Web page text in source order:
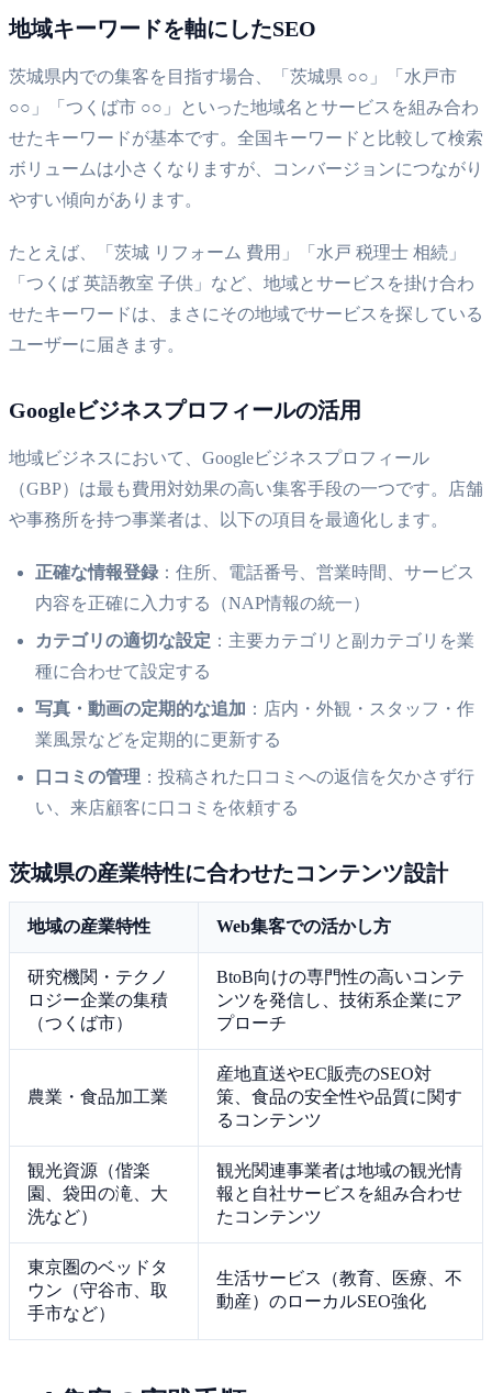
地域キーワードを軸にしたSEO
茨城県内での集客を目指す場合、「茨城県 ○○」「水戸市
○○」「つくば市 ○○」といった地域名とサービスを組み合わ
せたキーワードが基本です。全国キーワードと比較して検索
ボリュームは小さくなりますが、コンバージョンにつながり
やすい傾向があります。
たとえば、「茨城 リフォーム 費用」「水戸 税理士 相続」
「つくば 英語教室 子供」など、地域とサービスを掛け合わ
せたキーワードは、まさにその地域でサービスを探している
ユーザーに届きます。
Googleビジネスプロフィールの活用
地域ビジネスにおいて、Googleビジネスプロフィール
（GBP）は最も費用対効果の高い集客手段の一つです。店舗
や事務所を持つ事業者は、以下の項目を最適化します。
正確な情報登録 ：住所、電話番号、営業時間、サービス
内容を正確に入力する（NAP情報の統一）
カテゴリの適切な設定 ：主要カテゴリと副カテゴリを業
種に合わせて設定する
写真・動画の定期的な追加 ：店内・外観・スタッフ・作
業風景などを定期的に更新する
口コミの管理 ：投稿された口コミへの返信を欠かさず行
い、来店顧客に口コミを依頼する
茨城県の産業特性に合わせたコンテンツ設計
地域の産業特性 Web集客での活かし方
研究機関・テクノ
ロジー企業の集積
（つくば市）
BtoB向けの専門性の高いコンテ
ンツを発信し、技術系企業にア
プローチ
農業・食品加工業
産地直送やEC販売のSEO対
策、食品の安全性や品質に関す
るコンテンツ
観光資源（偕楽
園、袋田の滝、大
洗など）
観光関連事業者は地域の観光情
報と自社サービスを組み合わせ
たコンテンツ
東京圏のベッドタ
ウン（守谷市、取
手市など）
生活サービス（教育、医療、不
動産）のローカルSEO強化